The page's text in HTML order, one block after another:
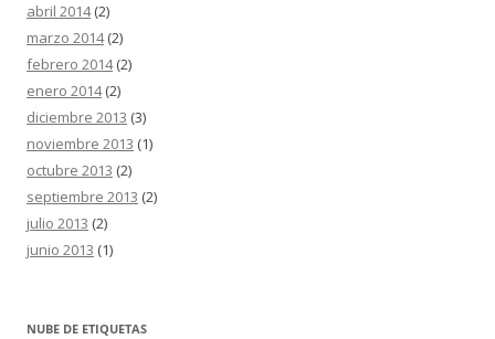
abril 2014(2)
marzo 2014(2)
febrero 2014(2)
enero 2014(2)
diciembre 2013 (3)
noviembre 2013 (1)
octubre 2013 (2)
septiembre 2013 (2)
julio 2013 (2)
junio 2013 (1)
NUBE DE ETIQUETAS